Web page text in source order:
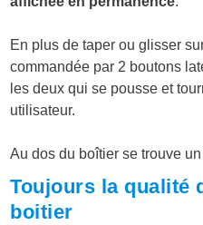
En plus de taper ou glisser
commandée par 2 boutons
les deux qui se pousse et
utilisateur.
Au dos du boîtier se trouve
Toujours la qualité
boitier